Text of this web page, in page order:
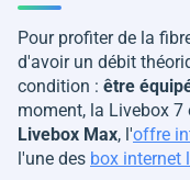
Pour profiter de la
d'avoir un débit
condition : être
moment, la Livebox 7
Livebox Max, l'offre
l'une des box internet